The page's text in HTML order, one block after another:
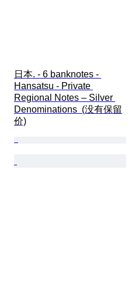
日本. - 6 banknotes -
Hansatsu - Private
Regional Notes – Silver
Denominations  (没有保留
价)